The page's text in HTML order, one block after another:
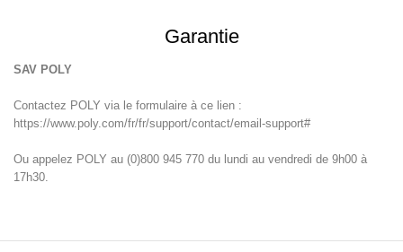
Garantie
SAV POLY
Contactez POLY via le formulaire à ce lien :
https://www.poly.com/fr/fr/support/contact/email-support#
Ou appelez POLY au (0)800 945 770 du lundi au vendredi de 9h00 à
17h30.